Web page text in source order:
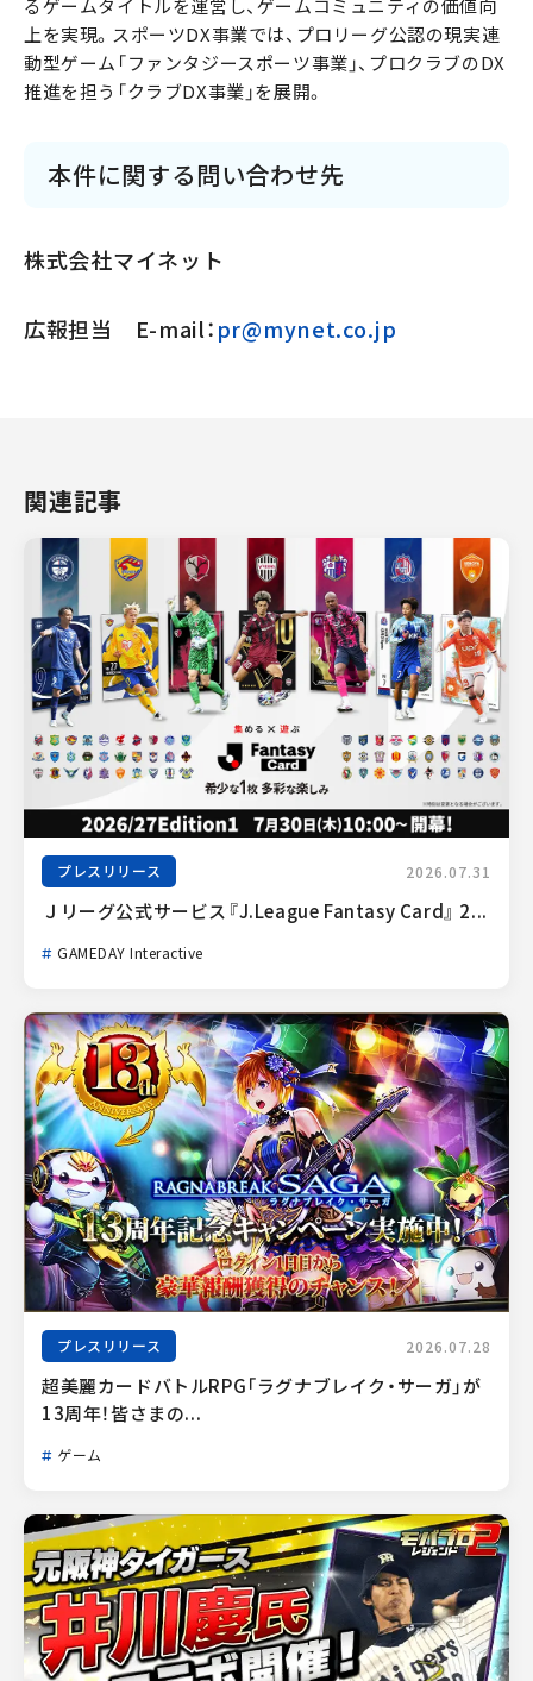
るゲームタイトルを運営し、ゲームコミュニティの価値向
上を実現。スポーツDX事業では、プロリーグ公認の現実連
動型ゲーム「ファンタジースポーツ事業」、プロクラブのDX
推進を担う「クラブDX事業」を展開。
本件に関する問い合わせ先
株式会社マイネット
広報担当 E-mail：pr@mynet.co.jp
関連記事
プレスリリース 2026.07.31
Ｊリーグ公式サービス『J.League Fantasy Card』 2...
GAMEDAY Interactive
プレスリリース 2026.07.28
超美麗カードバトルRPG「ラグナブレイク・サーガ」が
13周年！皆さまの...
ゲーム